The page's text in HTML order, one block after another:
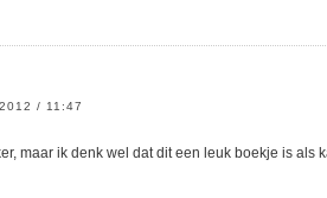
/ 11:47
maar ik denk wel dat dit een leuk boekje is als